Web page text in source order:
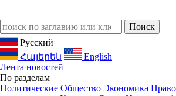
Русский
Հայերեն
English
Лента новостей
По разделам
Политические Общество Экономика Право